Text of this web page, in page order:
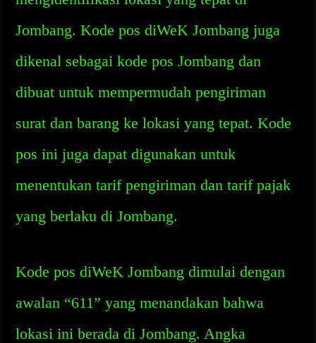
Jombang. Kode pos diWeK Jombang juga
dikenal sebagai kode pos Jombang dan
dibuat untuk mempermudah pengiriman
surat dan barang ke lokasi yang tepat. Kode
pos ini juga dapat digunakan untuk
menentukan tarif pengiriman dan tarif pajak
yang berlaku di Jombang.
Kode pos diWeK Jombang dimulai dengan
awalan “611” yang menandakan bahwa
lokasi ini berada di Jombang. Angka